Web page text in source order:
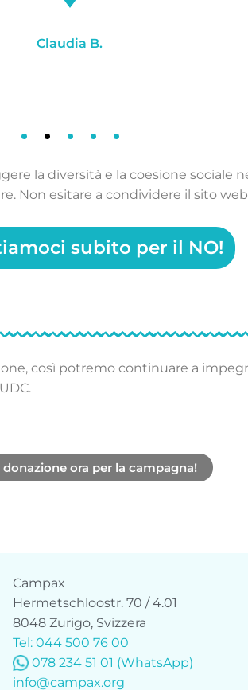
Claudia B.
la diversità e la coesione sociale
Non esitare a condividere il sito
subito per il NO!
così potremo continuare a
donazione ora per la campagna!
Campax
Hermetschloostr. 70 / 4.01
8048 Zurigo, Svizzera
Tel: 044 500 76 00
078 234 51 01 (WhatsApp)
info@campax.org